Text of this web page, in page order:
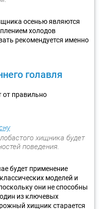
осенью являются
холодов
рекомендуется именно
голавля
от правильно
хищника будет
поведения.
будет применение
моделей и
они не способны
из ключевых
хищник старается